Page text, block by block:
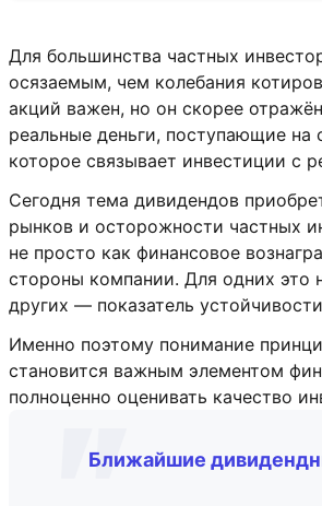
Для большинства частных
осязаемым, чем колебания
акций важен, но он скорее
реальные деньги, поступающие на
которое связывает инвестиции с
Сегодня тема дивидендов
рынков и осторожности частных
не просто как финансовое
стороны компании. Для одних это
других — показатель
Именно поэтому понимание
становится важным элементом
полноценно оценивать качество
Ближайшие